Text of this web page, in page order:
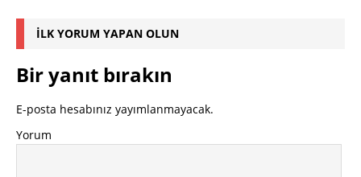
İLK YORUM YAPAN OLUN
Bir yanıt bırakın
E-posta hesabınız yayımlanmayacak.
Yorum